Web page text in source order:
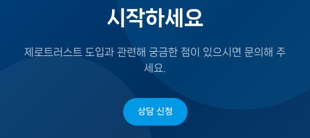
시작하세요
제로트러스트 도입과 관련해 궁금한 점이 있으시면 문의해 주
세요.
상담 신청